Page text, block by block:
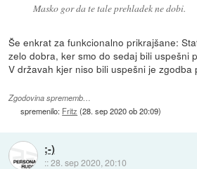
Masko gor da te tale prehladek ne dobi.
Še enkrat za funkcionalno prikrajšane:
zelo dobra, ker smo do sedaj bili uspešni
V državah kjer niso bili uspešni je zgodba
Zgodovina sprememb…
spremenilo: Fritz (28. sep 2020 ob 20:09)
;-)
::28. sep 2020, 20:10